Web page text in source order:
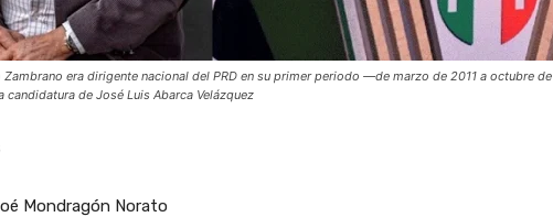
Zambrano era dirigente nacional del PRD en su primer periodo —de marzo de 2011 a octubre de
candidatura de José Luis Abarca Velázquez
Mondragón Norato